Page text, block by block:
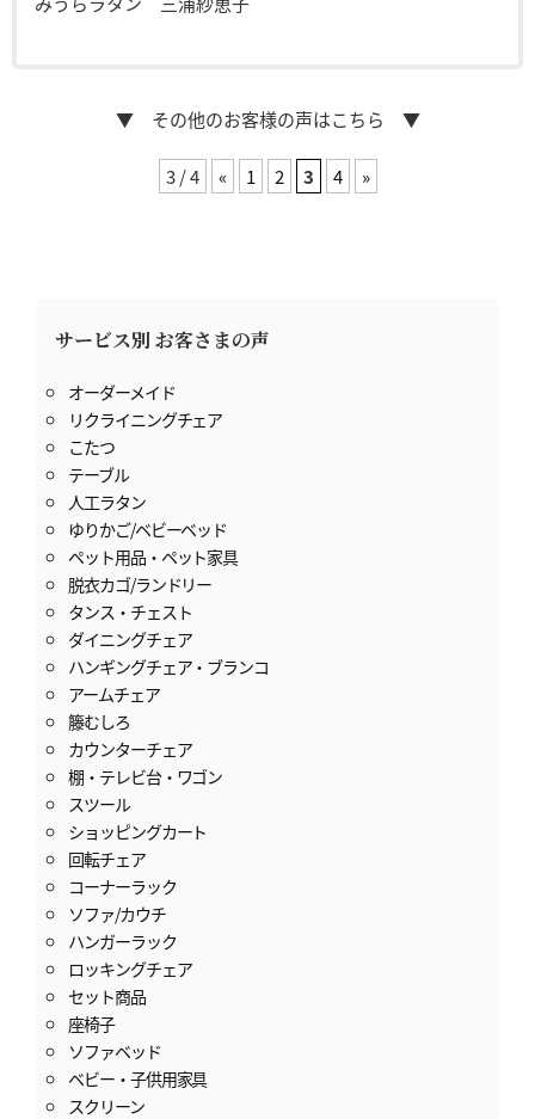
サービス別 お客さまの声
オーダーメイド
リクライニングチェア
こたつ
テーブル
人工ラタン
ゆりかご/ベビーベッド
ペット用品・ペット家具
脱衣カゴ/ランドリー
タンス・チェスト
ダイニングチェア
ハンギングチェア・ブランコ
アームチェア
籐むしろ
カウンターチェア
棚・テレビ台・ワゴン
スツール
ショッピングカート
回転チェア
コーナーラック
ソファ/カウチ
ハンガーラック
ロッキングチェア
セット商品
座椅子
ソファベッド
ベビー・子供用家具
スクリーン
▼ その他のお客様の声はこちら ▼
3 / 4 « 1 2 3 4 »